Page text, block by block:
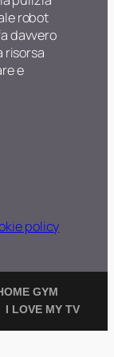
robot
davvero
risorsa
e
policy
GYM
I LOVE MY TV